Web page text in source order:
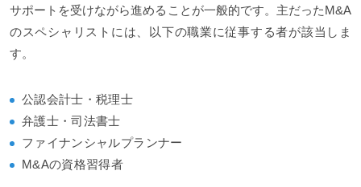
サポートを受けながら進めることが一般的です。主だったM&A
のスペシャリストには、以下の職業に従事する者が該当しま
す。
公認会計士・税理士
弁護士・司法書士
ファイナンシャルプランナー
M&Aの資格習得者